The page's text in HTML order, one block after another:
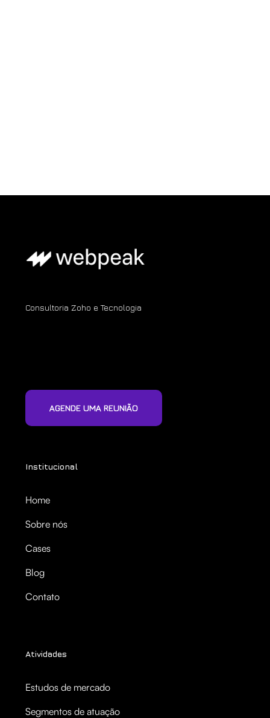
Consultoria Zoho e Tecnologia
AGENDE UMA REUNIÃO
Institucional
Home
Sobre nós
Cases
Blog
Contato
Atividades
Estudos de mercado
Segmentos de atuação